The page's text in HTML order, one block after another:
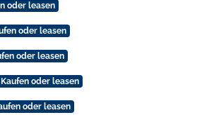
oder leasen
oder leasen
oder leasen
oder leasen
oder leasen